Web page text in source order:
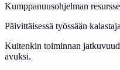
Kumppanuusohjelman
Päivittäisessä työssään
Kuitenkin toiminnan
avuksi.